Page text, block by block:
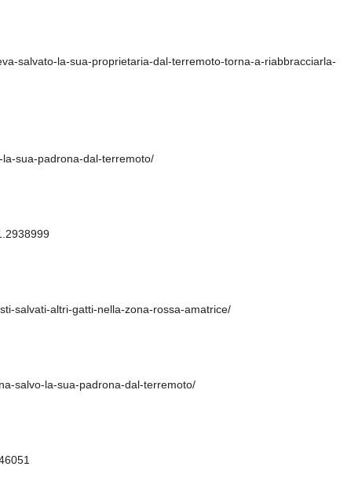
salvato-la-sua-proprietaria-dal-terremoto-torna-a-riabbracciarla-
sua-padrona-dal-terremoto/
salvati-altri-gatti-nella-zona-rossa-amatrice/
salvo-la-sua-padrona-dal-terremoto/